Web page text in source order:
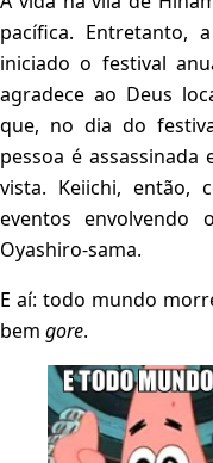
pacífica. Entretanto,
iniciado o festival
agradece ao Deus
que, no dia do
pessoa é
vista. Keiichi, então,
eventos envolvendo
Oyashiro-sama.
E aí: todo mundo
bem gore.